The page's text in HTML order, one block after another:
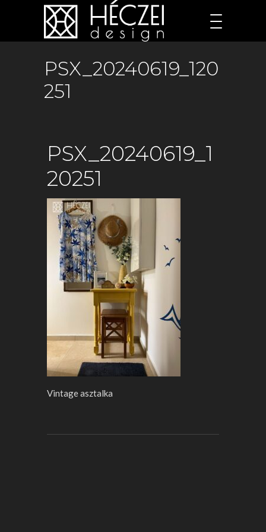
PSX_20240619_120
251
PSX_20240619_1
20251
Vintage asztalka